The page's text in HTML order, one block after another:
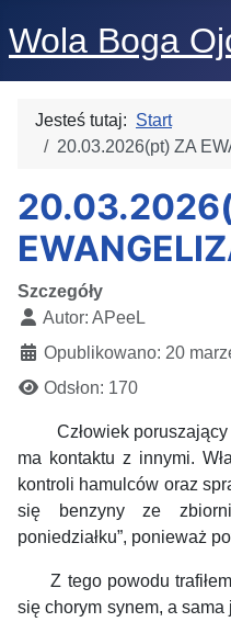
Wola Boga
Jesteś tutaj: Start
20.03.2026(pt) ZA
Szczegóły
Autor: APeeL
Opublikowano: 20
Odsłon: 170
Człowiek poruszający
ma kontaktu z innymi.
kontroli hamulców oraz
się benzyny ze
poniedziałku”, ponieważ
Z tego powodu trafiłem
się chorym synem, a sama